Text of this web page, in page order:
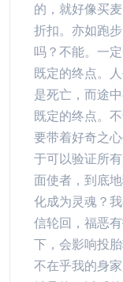
的，就好像买
折扣。亦如跑
吗？不能。一
既定的终点。
是死亡，而途
既定的终点。
要带着好奇之
于可以验证所
面使者，到底
化成为灵魂？
信轮回，福恶
下，会影响投
不在乎我的身